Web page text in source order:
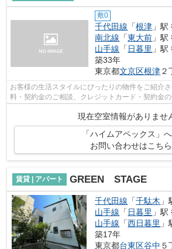
敷0
千代田線 「根津 」
南北線 「東大前 」
山手線 「 日暮里 」
築33年
東京都文京区根津２
お客様の生活スタイルにぴったりの物件をご紹介
料・契約金のご相談、クレジットカード・契約金の
しのことならどんなことでも、まずは...
現在空室情報がありませ
「ハイムアペックス」
お問い合わせはこちら
賃貸 | アパート GREEN STAGE
千代田線 「千駄木
山手線 「 日暮里 」
山手線 「西日暮里
築17年
東京都台東区谷中 ５